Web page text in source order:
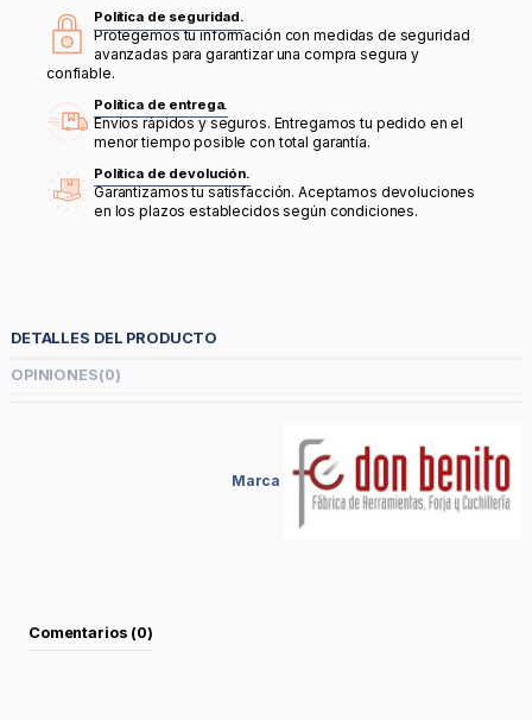
Política de seguridad.
Protegemos tu información con medidas de seguridad
avanzadas para garantizar una compra segura y
confiable.
Política de entrega.
Envíos rápidos y seguros. Entregamos tu pedido en el
menor tiempo posible con total garantía.
Política de devolución.
Garantizamos tu satisfacción. Aceptamos devoluciones
en los plazos establecidos según condiciones.
DETALLES DEL PRODUCTO
OPINIONES(0)
Marca
Comentarios (0)